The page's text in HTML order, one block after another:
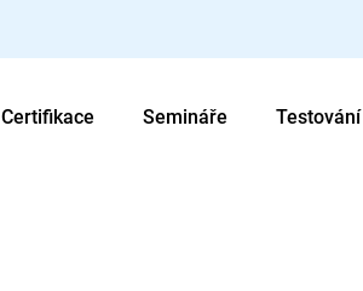
Certifikace Semináře Testování